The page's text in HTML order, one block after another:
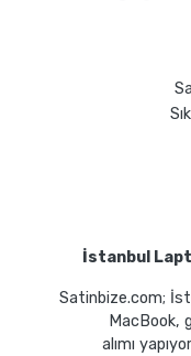
İstanbul
Satinbize.com;
MacBook,
alımı